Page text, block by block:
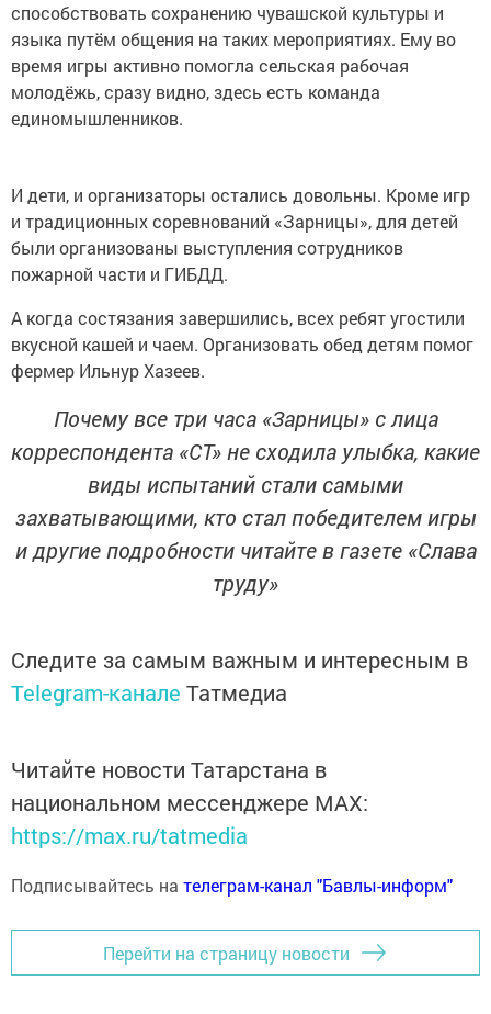
способствовать сохранению чувашской культуры и
языка путём общения на таких мероприятиях. Ему во
время игры активно помогла сельская рабочая
молодёжь, сразу видно, здесь есть команда
единомышленников.
И дети, и организаторы остались довольны. Кроме игр
и традиционных соревнований «Зарницы», для детей
были организованы выступления сотрудников
пожарной части и ГИБДД.
А когда состязания завершились, всех ребят угостили
вкусной кашей и чаем. Организовать обед детям помог
фермер Ильнур Хазеев.
Почему все три часа «Зарницы» с лица
корреспондента «СТ» не сходила улыбка, какие
виды испытаний стали самыми
захватывающими, кто стал победителем игры
и другие подробности читайте в газете «Слава
труду»
Следите за самым важным и интересным в
Telegram-канале Татмедиа
Читайте новости Татарстана в
национальном мессенджере MАХ:
https://max.ru/tatmedia
Подписывайтесь на телеграм-канал "Бавлы-информ"
Перейти на страницу новости